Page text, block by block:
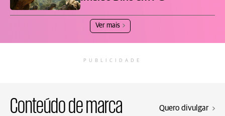
Ver mais
PUBLICIDADE
Conteúdo de marca Quero divulgar